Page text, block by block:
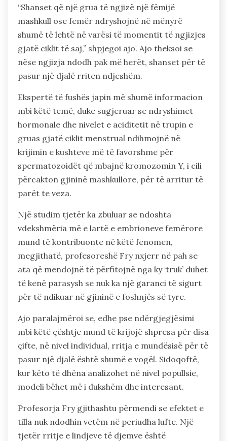
“Shanset që një grua të ngjizë një fëmijë
mashkull ose femër ndryshojnë në mënyrë
shumë të lehtë në varësi të momentit të ngjizjes
gjatë ciklit të saj,” shpjegoi ajo. Ajo theksoi se
nëse ngjizja ndodh pak më herët, shanset për të
pasur një djalë rriten ndjeshëm.
Ekspertë të fushës japin më shumë informacion
mbi këtë temë, duke sugjeruar se ndryshimet
hormonale dhe nivelet e aciditetit në trupin e
gruas gjatë ciklit menstrual ndihmojnë në
krijimin e kushteve më të favorshme për
spermatozoidët që mbajnë kromozomin Y, i cili
përcakton gjininë mashkullore, për të arritur të
parët te veza.
Një studim tjetër ka zbuluar se ndoshta
vdekshmëria më e lartë e embrioneve femërore
mund të kontribuonte në këtë fenomen,
megjithatë, profesoreshë Fry nxjerr në pah se
ata që mendojnë të përfitojnë nga ky ‘truk’ duhet
të kenë parasysh se nuk ka një garanci të sigurt
për të ndikuar në gjininë e foshnjës së tyre.
Ajo paralajmëroi se, edhe pse ndërgjegjësimi
mbi këtë çështje mund të krijojë shpresa për disa
çifte, në nivel individual, rritja e mundësisë për të
pasur një djalë është shumë e vogël. Sidoqoftë,
kur këto të dhëna analizohet në nivel popullsie,
modeli bëhet më i dukshëm dhe interesant.
Profesorja Fry gjithashtu përmendi se efektet e
tilla nuk ndodhin vetëm në periudha lufte. Një
tjetër rritje e lindjeve të djemve është